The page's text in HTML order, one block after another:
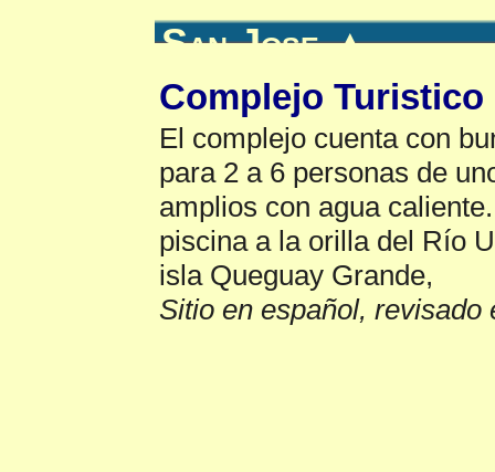
San Jose▲
Complejo Turistico
El complejo cuenta con
para 2 a 6 personas de
amplios con agua
piscina a la orilla del Río
isla Queguay Grande,
Sitio en español, revisado